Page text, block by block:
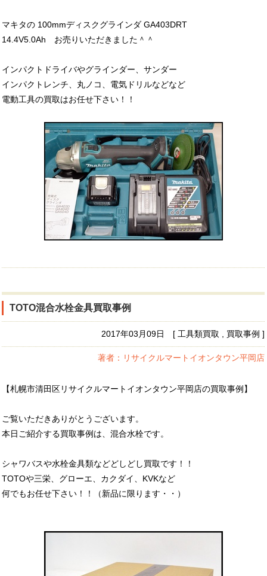
マキタの 100mmディスクグラインダ GA403DRT
14.4V5.0Ah お売りいただきました＾＾
インパクトドライバやグラインダー、サンダー
インパクトレンチ、丸ノコ、電気ドリルなどなど
電動工具の買取はお任せ下さい！！
TOTO混合水栓金具買取事例
2017年03月09日 [ 工具類買取 , 買取事例 ]
著者：リサイクルマートイオンタウン平岡店
【札幌市清田区リサイクルマートイオンタウン平岡店の買取事例】
ご覧いただきありがとうございます。
本日ご紹介する買取事例は、混合水栓です。
シャワバスや水栓金具類などどしどし買取です！！
TOTOや三栄、グローエ、カクダイ、KVKなど
何でもお任せ下さい！！（新品に限ります・・）